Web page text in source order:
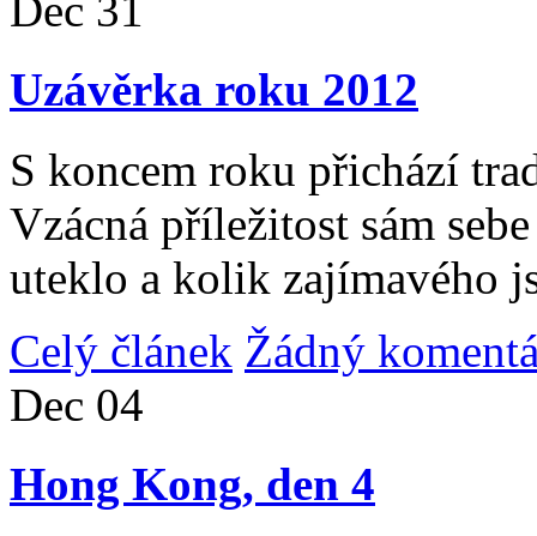
Uzávěrka roku 2012
S koncem roku přichází
Vzácná příležitost sám
uteklo a kolik zajímavého
Celý článek Žádný
Dec 04
Hong Kong, den 4